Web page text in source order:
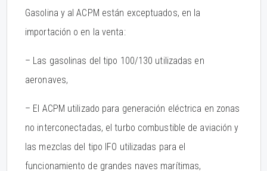
Gasolina y al ACPM están exceptuados, en la
importación o en la venta:
– Las gasolinas del tipo 100/130 utilizadas en
aeronaves,
– El ACPM utilizado para generación eléctrica en zonas
no interconectadas, el turbo combustible de aviación y
las mezclas del tipo IFO utilizadas para el
funcionamiento de grandes naves marítimas,